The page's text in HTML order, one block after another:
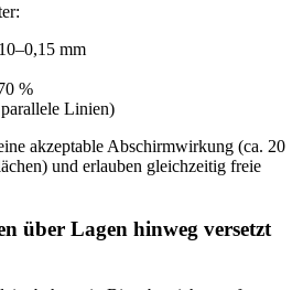
mm
%
Linien)
akzeptable Abschirmwirkung (ca. 20
und erlauben gleichzeitig freie
über Lagen hinweg versetzt